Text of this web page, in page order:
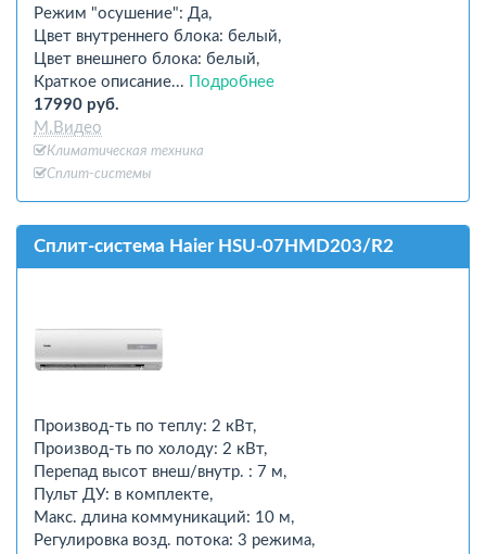
Режим "осушение": Да,
Цвет внутреннего блока: белый,
Цвет внешнего блока: белый,
Краткое описание...
Подробнее
17990 руб.
М.Видео
Климатическая техника
Сплит-системы
Сплит-система Haier HSU-07HMD203/R2
Производ-ть по теплу: 2 кВт,
Производ-ть по холоду: 2 кВт,
Перепад высот внеш/внутр. : 7 м,
Пульт ДУ: в комплекте,
Макс. длина коммуникаций: 10 м,
Регулировка возд. потока: 3 режима,